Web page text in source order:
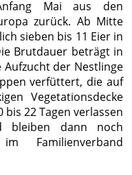
Mai aus den
zurück. Ab Mitte
sieben bis 11 Eier in
Brutdauer beträgt in
Aufzucht der Nestlinge
verfüttert, die auf
Vegetationsdecke
22 Tagen verlassen
bleiben dann noch
Familienverband